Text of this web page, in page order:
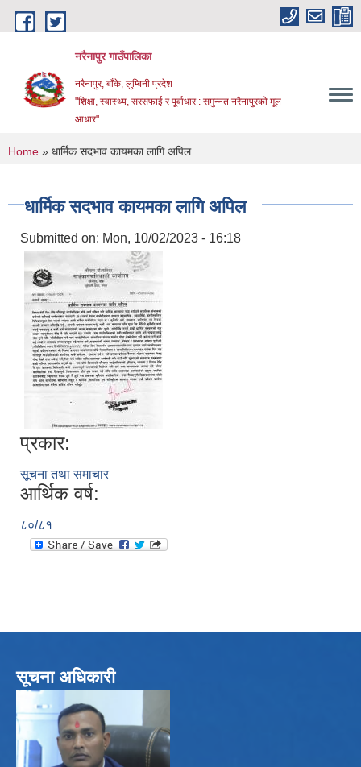
Skip to main content
नरैनापुर गाउँपालिका
नरैनापुर, बाँके, लुम्बिनी प्रदेश
"शिक्षा, स्वास्थ्य, सरसफाई र पूर्वाधार : समुन्नत नरैनापुरको मूल
आधार"
You are here
Home » धार्मिक सदभाव कायमका लागि अपिल
धार्मिक सदभाव कायमका लागि अपिल
Submitted on: Mon, 10/02/2023 - 16:18
प्रकार:
सूचना तथा समाचार
आर्थिक वर्ष:
८०/८१
सूचना अधिकारी